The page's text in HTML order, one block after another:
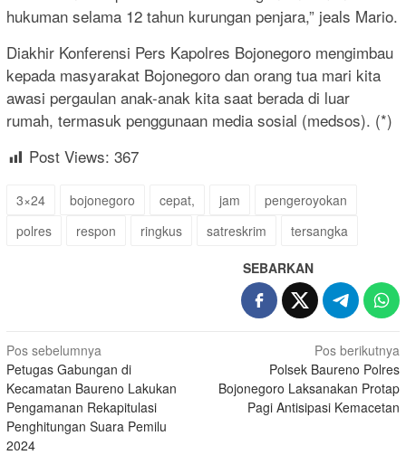
hukuman selama 12 tahun kurungan penjara,” jeals Mario.
Diakhir Konferensi Pers Kapolres Bojonegoro mengimbau
kepada masyarakat Bojonegoro dan orang tua mari kita
awasi pergaulan anak-anak kita saat berada di luar
rumah, termasuk penggunaan media sosial (medsos). (*)
Post Views: 367
3×24 bojonegoro cepat, jam
pengeroyokan
polres
respon ringkus satreskrim tersangka
SEBARKAN
Navigasi
pos
Pos sebelumnya
Petugas Gabungan di
Kecamatan Baureno Lakukan
Pengamanan Rekapitulasi
Penghitungan Suara Pemilu
2024
Pos berikutnya
Polsek Baureno Polres
Bojonegoro Laksanakan Protap
Pagi Antisipasi Kemacetan